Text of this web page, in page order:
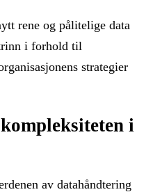
rene og pålitelige data
i forhold til
strategier
i
av datahåndtering